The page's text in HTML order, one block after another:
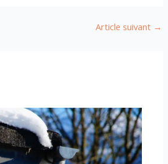
Article suivant →